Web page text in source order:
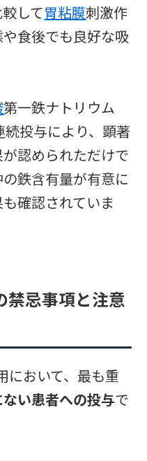
して胃粘膜刺激作
食後でも良好な吸
第一鉄ナトリウム
投与により、顕著
認められただけで
鉄含有量が有意に
確認されていま
禁忌事項と注意
において、最も重
い患者への投与で